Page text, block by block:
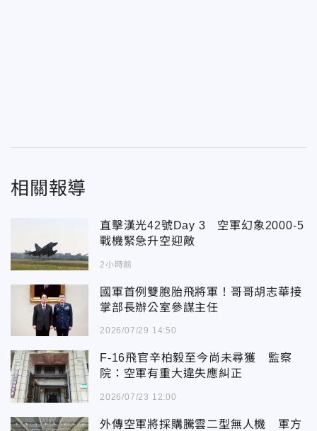
相關報導
直擊漢光42號Day 3 空軍幻象2000-5
戰機緊急升空迎敵
2小時前
國軍首例雙胞胎飛將軍！哥哥胡志華接
掌部長辦公室參謀主任
2026/07/29 14:50
F-16飛官辛柏毅至今尚未尋獲 監察
院：空軍有重大違失應糾正
2026/07/23 12:00
外傳空軍將採購騰雲二型無人機 軍方